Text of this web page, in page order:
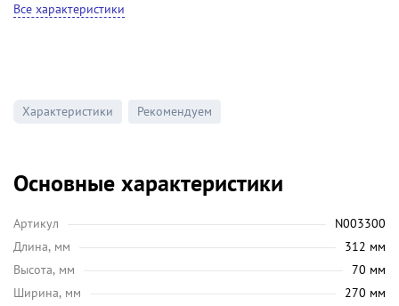
Все характеристики
Характеристики Рекомендуем
Основные характеристики
Артикул
N003300
Длина, мм
312 мм
Высота, мм
70 мм
Ширина, мм
270 мм